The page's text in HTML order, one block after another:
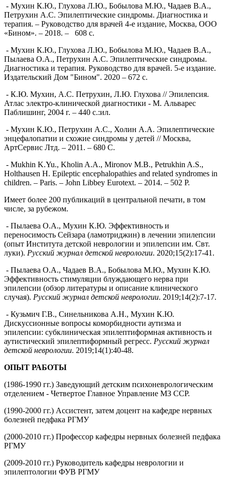
- Мухин К.Ю., Глухова Л.Ю., Бобылова М.Ю., Чадаев В.А.,
Петрухин А.С. Эпилептические синдромы. Диагностика и
терапия. – Руководство для врачей 4-е издание, Москва, ООО
«Бином». – 2018. – 608 с.
- Мухин К.Ю., Глухова Л.Ю., Бобылова М.Ю., Чадаев В.А.,
Пылаева О.А., Петрухин А.С. Эпилептические синдромы.
Диагностика и терапия. Руководство для врачей. 5-е издание.
Издательский Дом "Бином". 2020 – 672 с.
- К.Ю. Мухин, А.С. Петрухин, Л.Ю. Глухова // Эпилепсия.
Атлас электро-клинической диагностики - М. Альварес
Паблишинг, 2004 г. – 440 с.:ил.
- Мухин К.Ю., Петрухин А.С., Холин А.А. Эпилептические
энцефалопатии и схожие синдромы у детей // Москва,
АртСервис Лтд. – 2011. – 680 С.
- Mukhin K.Yu., Kholin A.A., Mironov M.B., Petrukhin A.S.,
Holthausen H. Epileptic encephalopathies and related syndromes in
children. – Paris. – John Libbey Eurotext. – 2014. – 502 P.
Имеет более 200 публикаций в центральной печати, в том
числе, за рубежом.
- Пылаева О.А., Мухин К.Ю. Эффективность и
переносимость Сейзара (ламотриджин) в лечении эпилепсии
(опыт Института детской неврологии и эпилепсии им. Свт.
луки). Русский журнал детской неврологии. 2020;15(2):17-41.
- Пылаева О.А., Чадаев В.А., Бобылова М.Ю., Мухин К.Ю.
Эффективность стимуляции блуждающего нерва при
эпилепсии (обзор литературы и описание клинического
случая). Русский журнал детской неврологии. 2019;14(2):7-17.
- Кузьмич Г.B., Синельникова А.Н., Мухин К.Ю.
Дискуссионные вопросы коморбидности аутизма и
эпилепсии: субклиническая эпилептиформная активность и
аутистический эпилептиформный регресс. Русский журнал
детской неврологии. 2019;14(1):40-48.
ОПЫТ РАБОТЫ
(1986-1990 гг.) Заведующий детским психоневрологическим
отделением - Четвертое Главное Управление МЗ ССР.
(1990-2000 гг.) Ассистент, затем доцент на кафедре нервных
болезней педфака РГМУ
(2000-2010 гг.) Профессор кафедры нервных болезней педфака
РГМУ
(2009-2010 гг.) Руководитель кафедры неврологии и
эпилептологии ФУВ РГМУ